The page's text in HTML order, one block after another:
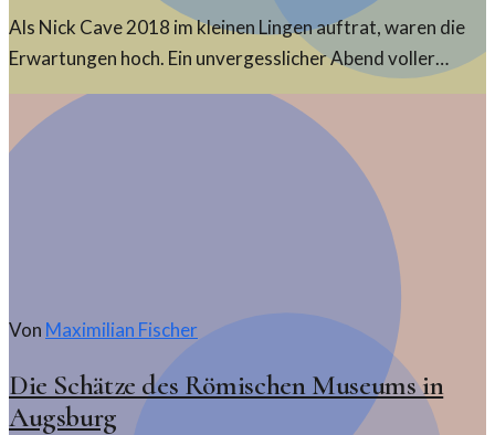
Als Nick Cave 2018 im kleinen Lingen auftrat, waren die
Erwartungen hoch. Ein unvergesslicher Abend voller
Intensität und Leidenschaft, der die Zuschauer fesselte.
Von Maximilian Fischer
Die Schätze des Römischen Museums in
Augsburg